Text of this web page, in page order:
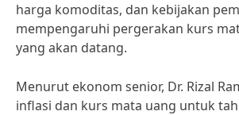
harga komoditas, dan kebijakan
mempengaruhi pergerakan kurs
yang akan datang.
Menurut ekonom senior, Dr. Rizal
inflasi dan kurs mata uang untuk